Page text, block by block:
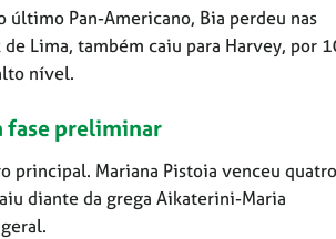
último Pan-Americano, Bia perdeu nas
Lima, também caiu para Harvey, por
nível.
fase preliminar
principal. Mariana Pistoia venceu
diante da grega Aikaterini-Maria